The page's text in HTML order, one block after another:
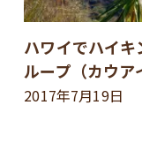
ハワイでハイキ
アラマ滝（オア
2017年5月10日